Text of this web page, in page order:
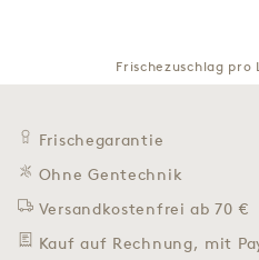
Frischezuschlag
Frischegarantie
Ohne Gentechnik
Versandkostenfrei ab 70 €
Kauf auf Rechnung, mit